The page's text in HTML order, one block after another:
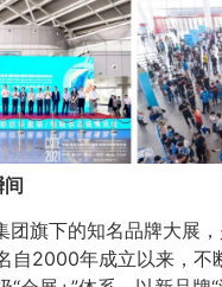
团旗下的知名品牌大展
自2000年成立以来，不